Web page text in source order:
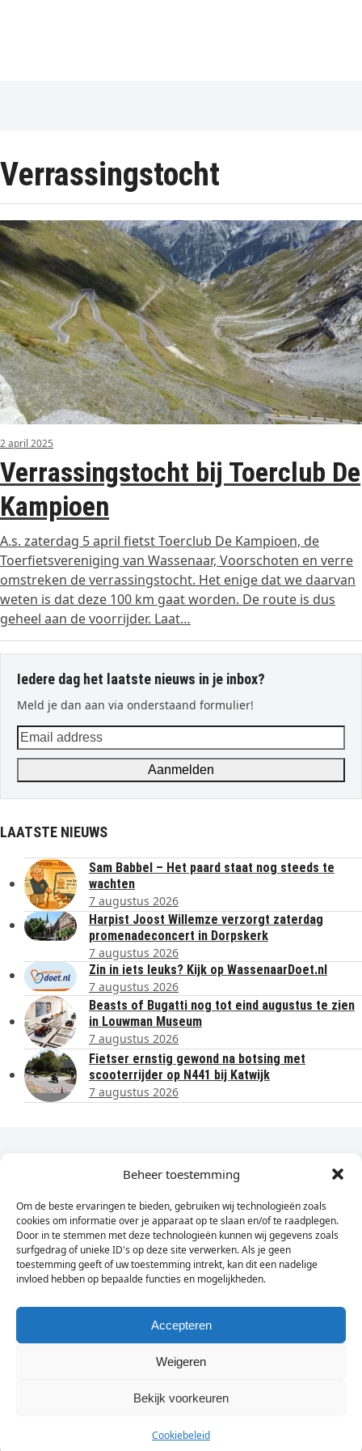
Beheer toestemming
Om de beste ervaringen te bieden, gebruiken wij technologieën zoals
cookies om informatie over je apparaat op te slaan en/of te raadplegen.
Door in te stemmen met deze technologieën kunnen wij gegevens zoals
surfgedrag of unieke ID's op deze site verwerken. Als je geen
toestemming geeft of uw toestemming intrekt, kan dit een nadelige
invloed hebben op bepaalde functies en mogelijkheden.
Accepteren
Weigeren
Bekijk voorkeuren
Cookiebeleid
Verrassingstocht
2 april 2025
Verrassingstocht bij Toerclub De
Kampioen
A.s. zaterdag 5 april fietst Toerclub De Kampioen, de
Toerfietsvereniging van Wassenaar, Voorschoten en verre
omstreken de verrassingstocht. Het enige dat we daarvan
weten is dat deze 100 km gaat worden. De route is dus
geheel aan de voorrijder. Laat…
Iedere dag het laatste nieuws in je inbox?
Meld je dan aan via onderstaand formulier!
Email
address
Aanmelden
LAATSTE NIEUWS
Sam Babbel – Het paard staat nog steeds te
wachten
7 augustus 2026
Harpist Joost Willemze verzorgt zaterdag
promenadeconcert in Dorpskerk
7 augustus 2026
Zin in iets leuks? Kijk op WassenaarDoet.nl
7 augustus 2026
Beasts of Bugatti nog tot eind augustus te zien
in Louwman Museum
7 augustus 2026
Fietser ernstig gewond na botsing met
scooterrijder op N441 bij Katwijk
7 augustus 2026
Dagelijks het laatste nieuws in je e-mail?
Vul
hier
je
e-
mailadres
in
Sign Up